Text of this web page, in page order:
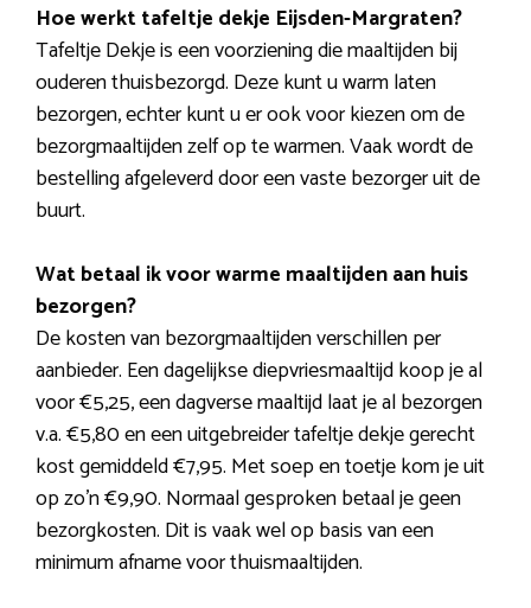
Hoe werkt tafeltje dekje Eijsden-Margraten?
Tafeltje Dekje is een voorziening die maaltijden bij
ouderen thuisbezorgd. Deze kunt u warm laten
bezorgen, echter kunt u er ook voor kiezen om de
bezorgmaaltijden zelf op te warmen. Vaak wordt de
bestelling afgeleverd door een vaste bezorger uit de
buurt.
Wat betaal ik voor warme maaltijden aan huis
bezorgen?
De kosten van bezorgmaaltijden verschillen per
aanbieder. Een dagelijkse diepvriesmaaltijd koop je al
voor €5,25, een dagverse maaltijd laat je al bezorgen
v.a. €5,80 en een uitgebreider tafeltje dekje gerecht
kost gemiddeld €7,95. Met soep en toetje kom je uit
op zo’n €9,90. Normaal gesproken betaal je geen
bezorgkosten. Dit is vaak wel op basis van een
minimum afname voor thuismaaltijden.